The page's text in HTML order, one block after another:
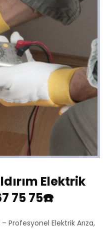
Elektrik
75 75☎️
– Profesyonel Elektrik Arıza,